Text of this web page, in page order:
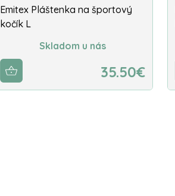
Emitex Pláštenka na športový
kočík L
Skladom u nás
35.50€